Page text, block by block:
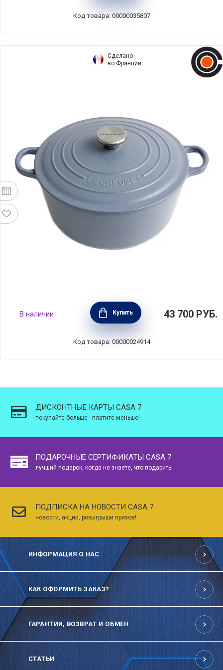
Код товара: 00000035807
Сделано
во Франции
Кастрюля с крышкой 24 см, объем 4,2 л,
материал чугун, цвет серо-голубой, Le
Creuset, Франция, 21001244514461
В наличии Купить 43 700 РУБ.
Код товара: 00000024914
ДИСКОНТНЫЕ КАРТЫ CASA 7
покупайте больше - платите меньше!
ПОДАРОЧНЫЕ СЕРТИФИКАТЫ CASA 7
лучший подарок, когда не знаете, что подарить!
ПОДПИСКА НА НОВОСТИ CASA 7
новости, акции, розыгрыши призов!
ИНФОРМАЦИЯ О НАС
КАК ОФОРМИТЬ ЗАКАЗ?
ГАРАНТИИ, ВОЗВРАТ И ОБМЕН
СТАТЬИ